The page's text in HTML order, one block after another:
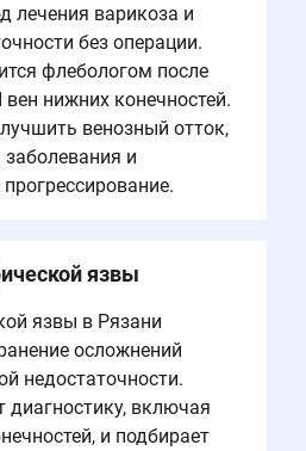
лечения варикоза и
без операции.
флебологом после
нижних конечностей.
венозный отток,
и
язвы
язвы в Рязани
осложнений
недостаточности.
диагностику, включая
и подбирает